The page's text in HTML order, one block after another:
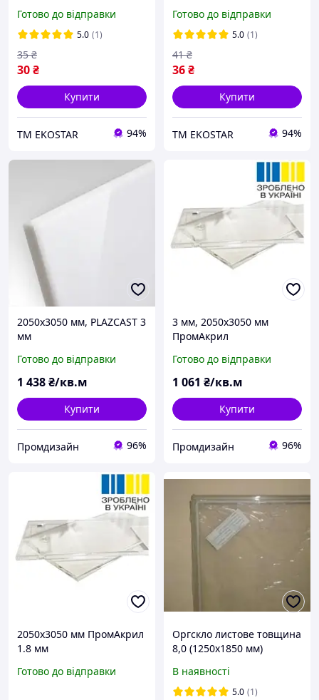
Готово до відправки
5.0 (1)
30₴
35 ₴
Купити
ТМ EKOSTAR 94%
Готово до відправки
5.0 (1)
36₴
41 ₴
Купити
ТМ EKOSTAR 94%
2050х3050 мм, PLAZCAST 3
мм
Готово до відправки
1 438₴/кв.м
Купити
Промдизайн 96%
3 мм, 2050x3050 мм
ПромАкрил
Готово до відправки
1 061 ₴/кв.м
Купити
Промдизайн 96%
2050x3050 мм ПромАкрил
1.8 мм
Готово до відправки
Оргскло листове товщина
8,0 (1250х1850 мм)
В наявності
5.0 (1)